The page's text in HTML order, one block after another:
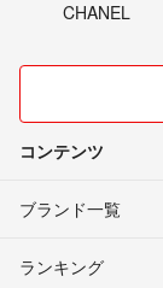
CHANEL
コンテンツ
ブランド一覧
ランキング